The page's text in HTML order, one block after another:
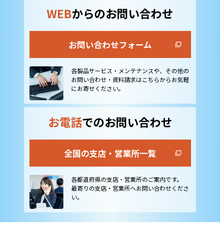
WEBからのお問い合わせ
お問い合わせフォーム
各製品サービス・メンテナンスや、その他の
お問い合わせ・資料請求はこちらからお気軽
にお寄せください。
お電話でのお問い合わせ
全国の支店・営業所一覧
各都道府県の支店・営業所のご案内です。
最寄りの支店・営業所へお問い合わせくださ
い。